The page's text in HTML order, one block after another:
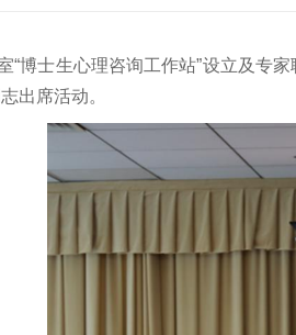
“博士生心理咨询工作站”设立及专
出席活动。